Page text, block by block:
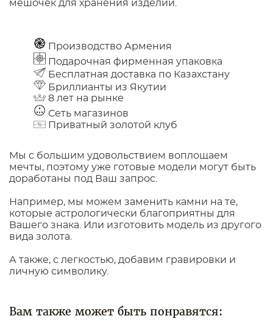
мешочек для хранения изделий.
Производство Армения
Подарочная фирменная упаковка
Бесплатная доставка по Казахстану
Бриллианты из Якутии
8 лет на рынке
Сеть магазинов
Приватный золотой клуб
Мы с большим удовольствием воплощаем
мечты, поэтому уже готовые модели могут быть
доработаны под Ваш запрос.
Например, мы можем заменить камни на те,
которые астрологически благоприятны для
Вашего знака. Или изготовить модель из другого
вида золота.
А также, с легкостью, добавим гравировки и
личную символику.
Вам также может быть понравятся: